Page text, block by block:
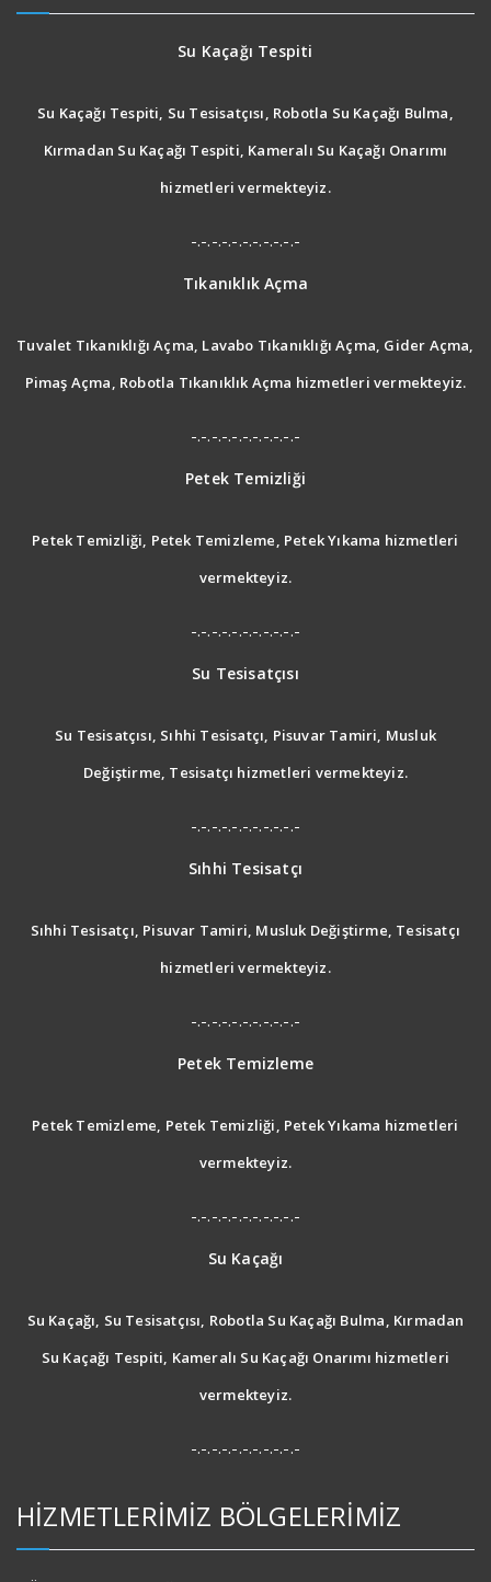
Su Kaçağı Tespiti
Su Kaçağı Tespiti, Su Tesisatçısı, Robotla Su Kaçağı Bulma,
Kırmadan Su Kaçağı Tespiti, Kameralı Su Kaçağı Onarımı
hizmetleri vermekteyiz.
-.-.-.-.-.-.-.-.-.-.-
Tıkanıklık Açma
Tuvalet Tıkanıklığı Açma, Lavabo Tıkanıklığı Açma, Gider Açma,
Pimaş Açma, Robotla Tıkanıklık Açma hizmetleri vermekteyiz.
-.-.-.-.-.-.-.-.-.-.-
Petek Temizliği
Petek Temizliği, Petek Temizleme, Petek Yıkama hizmetleri
vermekteyiz.
-.-.-.-.-.-.-.-.-.-.-
Su Tesisatçısı
Su Tesisatçısı, Sıhhi Tesisatçı, Pisuvar Tamiri, Musluk
Değiştirme, Tesisatçı hizmetleri vermekteyiz.
-.-.-.-.-.-.-.-.-.-.-
Sıhhi Tesisatçı
Sıhhi Tesisatçı, Pisuvar Tamiri, Musluk Değiştirme, Tesisatçı
hizmetleri vermekteyiz.
-.-.-.-.-.-.-.-.-.-.-
Petek Temizleme
Petek Temizleme, Petek Temizliği, Petek Yıkama hizmetleri
vermekteyiz.
-.-.-.-.-.-.-.-.-.-.-
Su Kaçağı
Su Kaçağı, Su Tesisatçısı, Robotla Su Kaçağı Bulma, Kırmadan
Su Kaçağı Tespiti, Kameralı Su Kaçağı Onarımı hizmetleri
vermekteyiz.
-.-.-.-.-.-.-.-.-.-.-
HİZMETLERİMİZ BÖLGELERİMİZ